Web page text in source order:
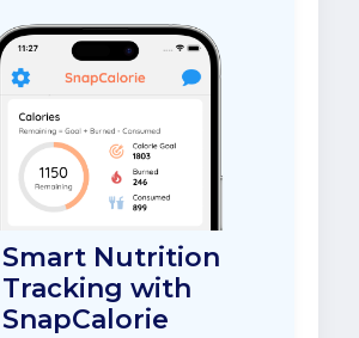
Smart Nutrition
Tracking with
SnapCalorie